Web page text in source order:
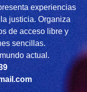
experiencias
justicia. Organiza
de acceso libre y
sencillas.
actual.